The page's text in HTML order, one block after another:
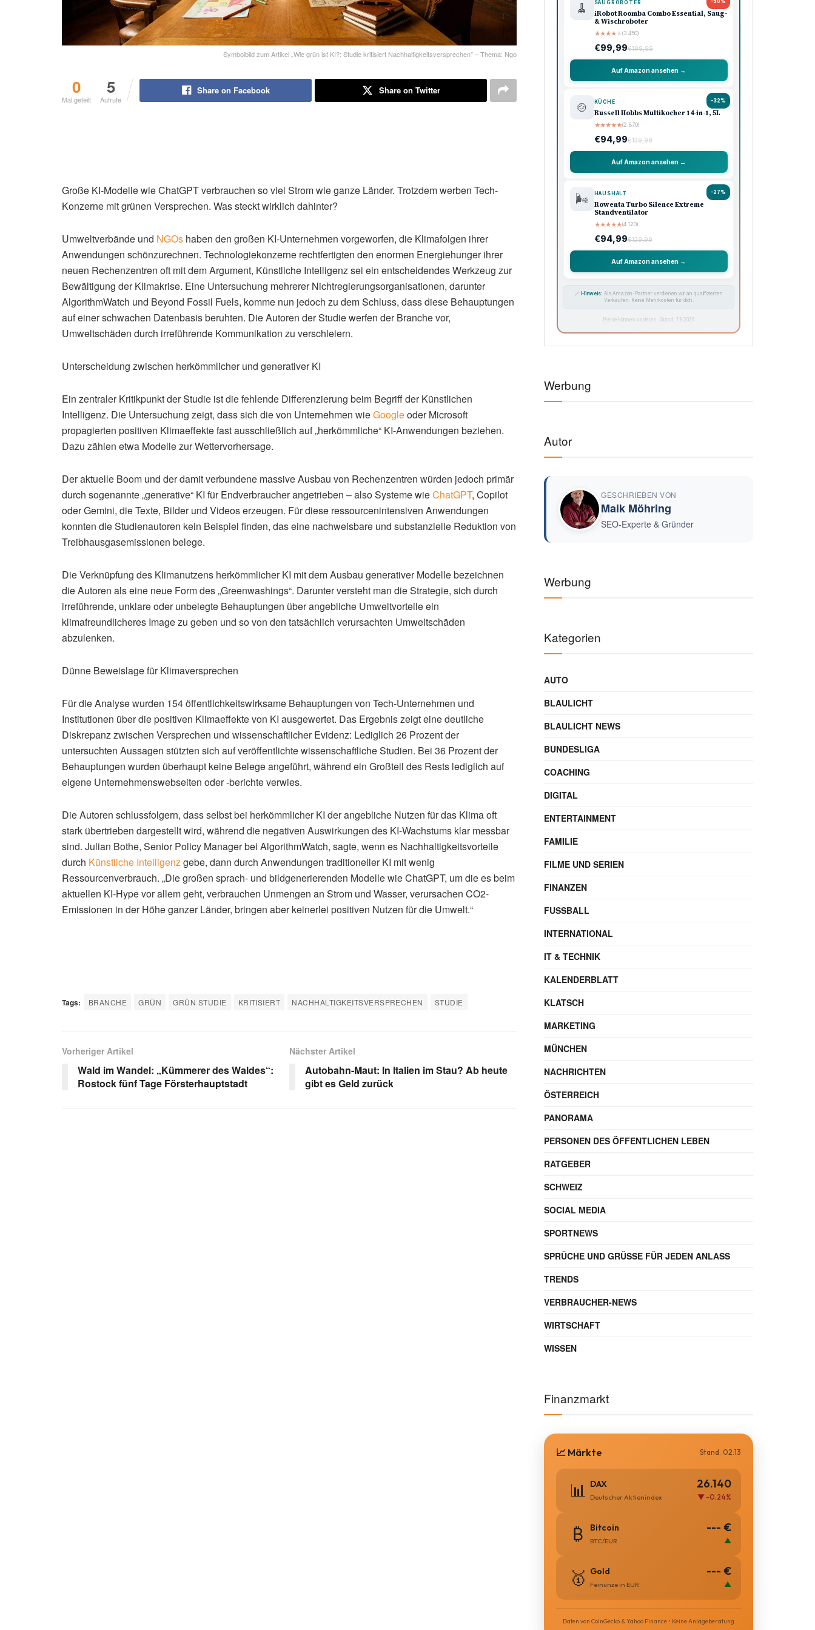
Symbolbild zum Artikel „Wie grün ist KI?: Studie kritisiert Nachhaltigkeitsversprechen" – Thema: Ngo
0
Mal geteilt
5
Aufrufe
Share on Facebook Share on Twitter
Große KI-Modelle wie ChatGPT verbrauchen so viel Strom wie ganze Länder. Trotzdem werben Tech-
Konzerne mit grünen Versprechen. Was steckt wirklich dahinter?
Umweltverbände und NGOs haben den großen KI-Unternehmen vorgeworfen, die Klimafolgen ihrer
Anwendungen schönzurechnen. Technologiekonzerne rechtfertigten den enormen Energiehunger ihrer
neuen Rechenzentren oft mit dem Argument, Künstliche Intelligenz sei ein entscheidendes Werkzeug zur
Bewältigung der Klimakrise. Eine Untersuchung mehrerer Nichtregierungsorganisationen, darunter
AlgorithmWatch und Beyond Fossil Fuels, komme nun jedoch zu dem Schluss, dass diese Behauptungen
auf einer schwachen Datenbasis beruhten. Die Autoren der Studie werfen der Branche vor,
Umweltschäden durch irreführende Kommunikation zu verschleiern.
Unterscheidung zwischen herkömmlicher und generativer KI
Ein zentraler Kritikpunkt der Studie ist die fehlende Differenzierung beim Begriff der Künstlichen
Intelligenz. Die Untersuchung zeigt, dass sich die von Unternehmen wieGoogleoder Microsoft
propagierten positiven Klimaeffekte fast ausschließlich auf „herkömmliche“ KI-Anwendungen beziehen.
Dazu zählen etwa Modelle zur Wettervorhersage.
Der aktuelle Boom und der damit verbundene massive Ausbau von Rechenzentren würden jedoch primär
durch sogenannte „generative“ KI für Endverbraucher angetrieben – also Systeme wieChatGPT, Copilot
oder Gemini, die Texte, Bilder und Videos erzeugen. Für diese ressourcenintensiven Anwendungen
konnten die Studienautoren kein Beispiel finden, das eine nachweisbare und substanzielle Reduktion von
Treibhausgasemissionen belege.
Die Verknüpfung des Klimanutzens herkömmlicher KI mit dem Ausbau generativer Modelle bezeichnen
die Autoren als eine neue Form des „Greenwashings“. Darunter versteht man die Strategie, sich durch
irreführende, unklare oder unbelegte Behauptungen über angebliche Umweltvorteile ein
klimafreundlicheres Image zu geben und so von den tatsächlich verursachten Umweltschäden
abzulenken.
Dünne Beweislage für Klimaversprechen
Für die Analyse wurden 154 öffentlichkeitswirksame Behauptungen von Tech-Unternehmen und
Institutionen über die positiven Klimaeffekte von KI ausgewertet. Das Ergebnis zeigt eine deutliche
Diskrepanz zwischen Versprechen und wissenschaftlicher Evidenz: Lediglich 26 Prozent der
untersuchten Aussagen stützten sich auf veröffentlichte wissenschaftliche Studien. Bei 36 Prozent der
Behauptungen wurden überhaupt keine Belege angeführt, während ein Großteil des Rests lediglich auf
eigene Unternehmenswebseiten oder -berichte verwies.
Die Autoren schlussfolgern, dass selbst bei herkömmlicher KI der angebliche Nutzen für das Klima oft
stark übertrieben dargestellt wird, während die negativen Auswirkungen des KI-Wachstums klar messbar
sind. Julian Bothe, Senior Policy Manager bei AlgorithmWatch, sagte, wenn es Nachhaltigkeitsvorteile
durch Künstliche Intelligenz gebe, dann durch Anwendungen traditioneller KI mit wenig
Ressourcenverbrauch. „Die großen sprach- und bildgenerierenden Modelle wie ChatGPT, um die es beim
aktuellen KI-Hype vor allem geht, verbrauchen Unmengen an Strom und Wasser, verursachen CO2-
Emissionen in der Höhe ganzer Länder, bringen aber keinerlei positiven Nutzen für die Umwelt.“
Tags: BRANCHE GRÜN GRÜN STUDIE KRITISIERT NACHHALTIGKEITSVERSPRECHEN STUDIE
Vorheriger Artikel
Wald im Wandel: „Kümmerer des Waldes“:
Rostock fünf Tage Försterhauptstadt
Nächster Artikel
Autobahn-Maut: In Italien im Stau? Ab heute
gibt es Geld zurück
🧹 SAUGROBOTER
iRobot Roomba Combo Essential, Saug-
& Wischroboter
★★★★★(3.450)
€99,99€199,99
Auf Amazon ansehen →
-32%
🍲 KÜCHE
Russell Hobbs Multikocher 14-in-1, 5L
★★★★★(2.870)
€94,99€139,99
Auf Amazon ansehen →
-27%
🌬️ HAUSHALT
Rowenta Turbo Silence Extreme
Standventilator
★★★★★(4.120)
€94,99€129,99
Auf Amazon ansehen →
🔗 Hinweis: Als Amazon-Partner verdienen wir an qualifizierten
Verkäufen. Keine Mehrkosten für dich.
Preise können variieren · Stand: 7.8.2026
Werbung
Autor
GESCHRIEBEN VON
Maik Möhring
SEO-Experte & Gründer
Werbung
Kategorien
AUTO
BLAULICHT
BLAULICHT NEWS
BUNDESLIGA
COACHING
DIGITAL
ENTERTAINMENT
FAMILIE
FILME UND SERIEN
FINANZEN
FUSSBALL
INTERNATIONAL
IT & TECHNIK
KALENDERBLATT
KLATSCH
MARKETING
MÜNCHEN
NACHRICHTEN
ÖSTERREICH
PANORAMA
PERSONEN DES ÖFFENTLICHEN LEBEN
RATGEBER
SCHWEIZ
SOCIAL MEDIA
SPORTNEWS
SPRÜCHE UND GRÜSSE FÜR JEDEN ANLASS
TRENDS
VERBRAUCHER-NEWS
WIRTSCHAFT
WISSEN
Finanzmarkt
📈 Märkte Stand: 02:13
📊 DAX
Deutscher Aktienindex
26.140
▼ -0.24%
₿ Bitcoin
BTC/EUR
--- €
▲
🥇 Gold
Feinunze in EUR
--- €
▲
Daten von CoinGecko & Yahoo Finance • Keine Anlageberatung